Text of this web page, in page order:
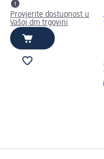
Provjerite dostupnost u
Vašoj dm trgovini